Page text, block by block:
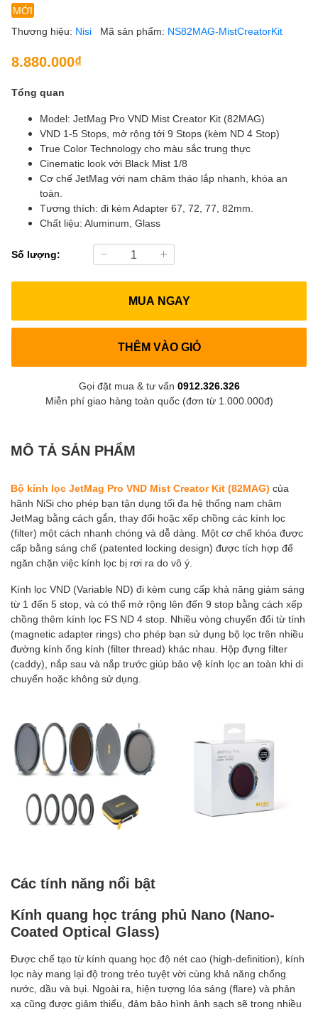
MỚI
Thương hiệu: Nisi Mã sản phẩm: NS82MAG-MistCreatorKit
8.880.000₫
Tổng quan
Model: JetMag Pro VND Mist Creator Kit (82MAG)
VND 1-5 Stops, mở rộng tới 9 Stops (kèm ND 4 Stop)
True Color Technology cho màu sắc trung thực
Cinematic look với Black Mist 1/8
Cơ chế JetMag với nam châm tháo lắp nhanh, khóa an
toàn.
Tương thích: đi kèm Adapter 67, 72, 77, 82mm.
Chất liệu: Aluminum, Glass
Số lượng:
MUA NGAY
THÊM VÀO GIỎ
Gọi đặt mua & tư vấn 0912.326.326
Miễn phí giao hàng toàn quốc (đơn từ 1.000.000đ)
MÔ TẢ SẢN PHẨM
Bộ kính lọc JetMag Pro VND Mist Creator Kit (82MAG) của
hãnh NiSi cho phép bạn tận dụng tối đa hệ thống nam châm
JetMag bằng cách gắn, thay đổi hoặc xếp chồng các kính lọc
(filter) một cách nhanh chóng và dễ dàng. Một cơ chế khóa được
cấp bằng sáng chế (patented locking design) được tích hợp để
ngăn chặn việc kính lọc bị rơi ra do vô ý.
Kính lọc VND (Variable ND) đi kèm cung cấp khả năng giảm sáng
từ 1 đến 5 stop, và có thể mở rộng lên đến 9 stop bằng cách xếp
chồng thêm kính lọc FS ND 4 stop. Nhiều vòng chuyển đổi từ tính
(magnetic adapter rings) cho phép bạn sử dụng bộ lọc trên nhiều
đường kính ống kính (filter thread) khác nhau. Hộp đựng filter
(caddy), nắp sau và nắp trước giúp bảo vệ kính lọc an toàn khi di
chuyển hoặc không sử dụng.
Các tính năng nổi bật
Kính quang học tráng phủ Nano (Nano-
Coated Optical Glass)
Được chế tạo từ kính quang học độ nét cao (high-definition), kính
lọc này mang lại độ trong trẻo tuyệt vời cùng khả năng chống
nước, dầu và bụi. Ngoài ra, hiện tượng lóa sáng (flare) và phản
xạ cũng được giảm thiểu, đảm bảo hình ảnh sạch sẽ trong nhiều